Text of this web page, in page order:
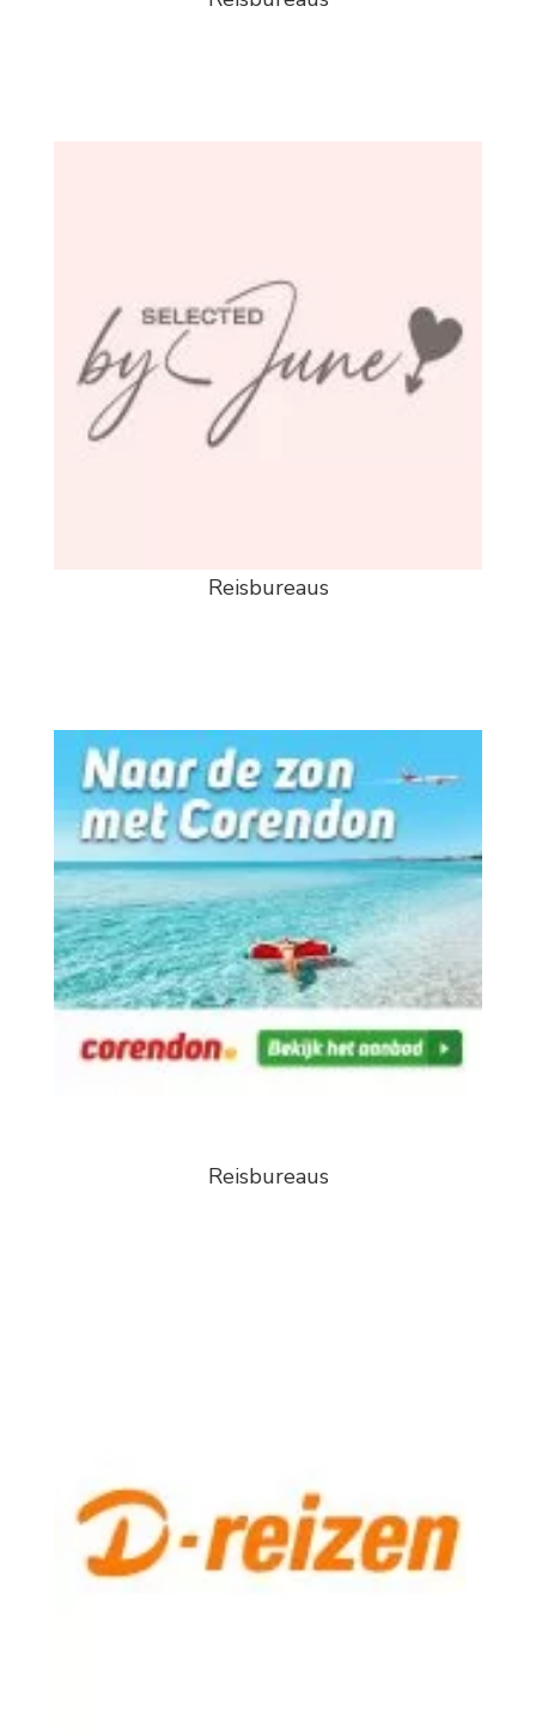
Reisbureaus
Reisbureaus